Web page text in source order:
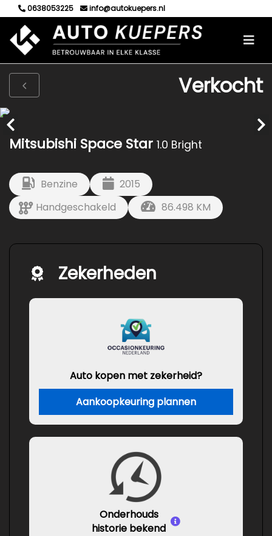
0638053225 info@autokuepers.nl
Verkocht
Mitsubishi Space Star 1.0 Bright
Benzine
2015
Handgeschakeld
86.498 KM
Zekerheden
Auto kopen met zekerheid?
Aankoopkeuring plannen
Onderhouds
historie bekend